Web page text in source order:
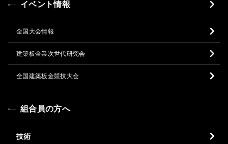
イベント情報
全国大会情報
建築板金業次世代研究会
全国建築板金競技大会
組合員の方へ
技術